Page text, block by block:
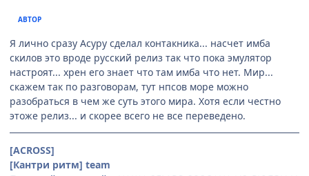
АВТОР
Я лично сразу Асуру сделал контакника... насчет имба
скилов это вроде русский релиз так что пока эмулятор
настроят... хрен его знает что там имба что нет. Мир...
скажем так по разговорам, тут нпсов море можно
разобраться в чем же суть этого мира. Хотя если честно
этоже релиз... и скорее всего не все переведено.
[ACROSS]
[Кантри ритм] team